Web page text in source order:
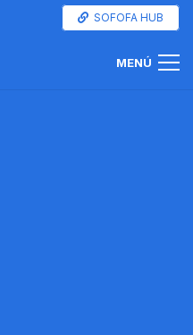
SOFOFA HUB
MENÚ